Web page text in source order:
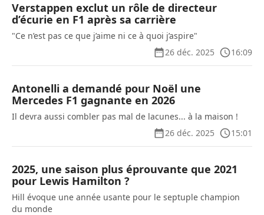
Verstappen exclut un rôle de directeur
d’écurie en F1 après sa carrière
"Ce n’est pas ce que j’aime ni ce à quoi j’aspire"
26 déc. 2025
16:09
Antonelli a demandé pour Noël une
Mercedes F1 gagnante en 2026
Il devra aussi combler pas mal de lacunes... à la maison !
26 déc. 2025
15:01
2025, une saison plus éprouvante que 2021
pour Lewis Hamilton ?
Hill évoque une année usante pour le septuple champion
du monde